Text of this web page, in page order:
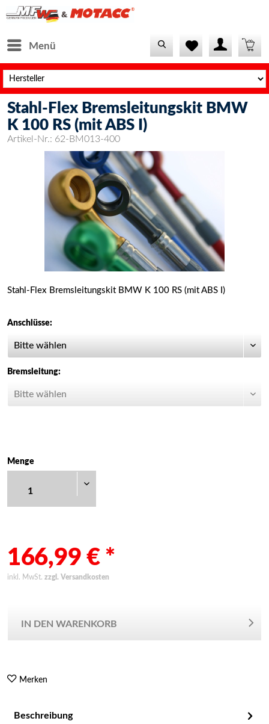
Menü
Stahl-Flex Bremsleitungskit BMW
K 100 RS (mit ABS I)
Artikel-Nr.: 62-BM013-400
Stahl-Flex Bremsleitungskit BMW K 100 RS (mit ABS I)
Anschlüsse:
Bremsleitung:
Menge
166,99 € *
inkl. MwSt. zzgl. Versandkosten
IN DEN WARENKORB
Merken
Beschreibung